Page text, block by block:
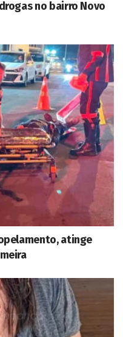
no bairro Novo
atinge